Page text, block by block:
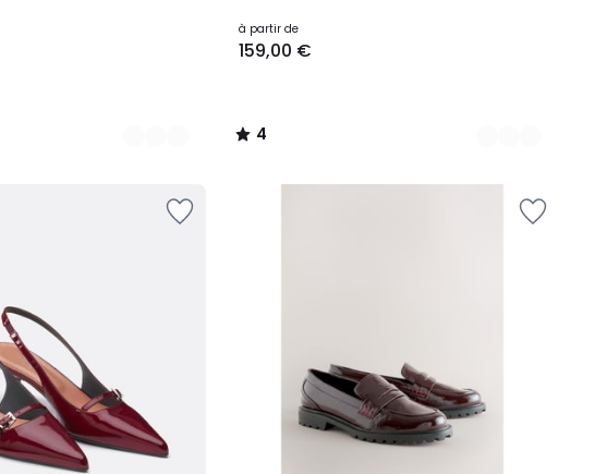
à partir de
159,00 €
4
/